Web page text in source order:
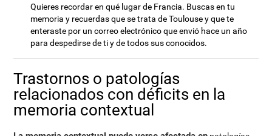
Quieres recordar en qué lugar de Francia. Buscas en tu
memoria y recuerdas que se trata de Toulouse y que te
enteraste por un correo electrónico que envió hace un año
para despedirse de ti y de todos sus conocidos.
Trastornos o patologías
relacionados con déficits en la
memoria contextual